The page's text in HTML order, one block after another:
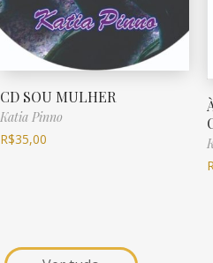
CD SOU MULHER
Katia Pinno
R$35,00